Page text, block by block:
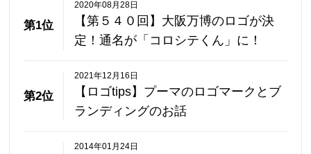
第1位
2020年08月28日
【第５４０回】大阪万博のロゴが決
定！通名が「コロシテくん」に！
第2位
2021年12月16日
【ロゴtips】プーマのロゴマークとブ
ランディングのお話
2014年01月24日